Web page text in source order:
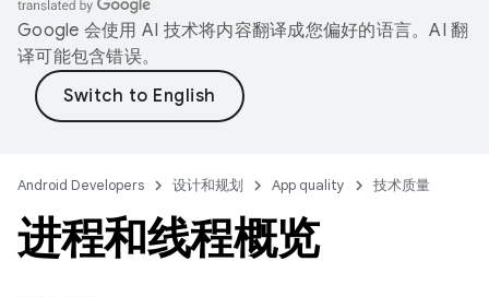
Google 会使用 AI 技术将内容翻译成您偏好的语言。AI 翻
译可能包含错误。
Android Developers 设计和规划 App quality 技术质量
进程和线程概览